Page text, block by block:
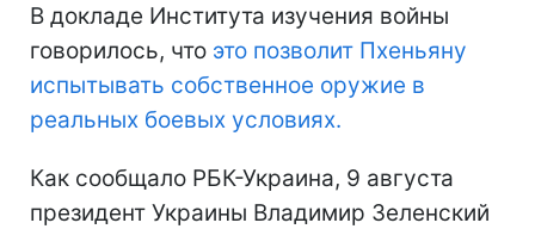
В докладе Института изучения войны
говорилось, что это позволит Пхеньяну
испытывать собственное оружие в
реальных боевых условиях.
Как сообщало РБК-Украина, 9 августа
президент Украины Владимир Зеленский